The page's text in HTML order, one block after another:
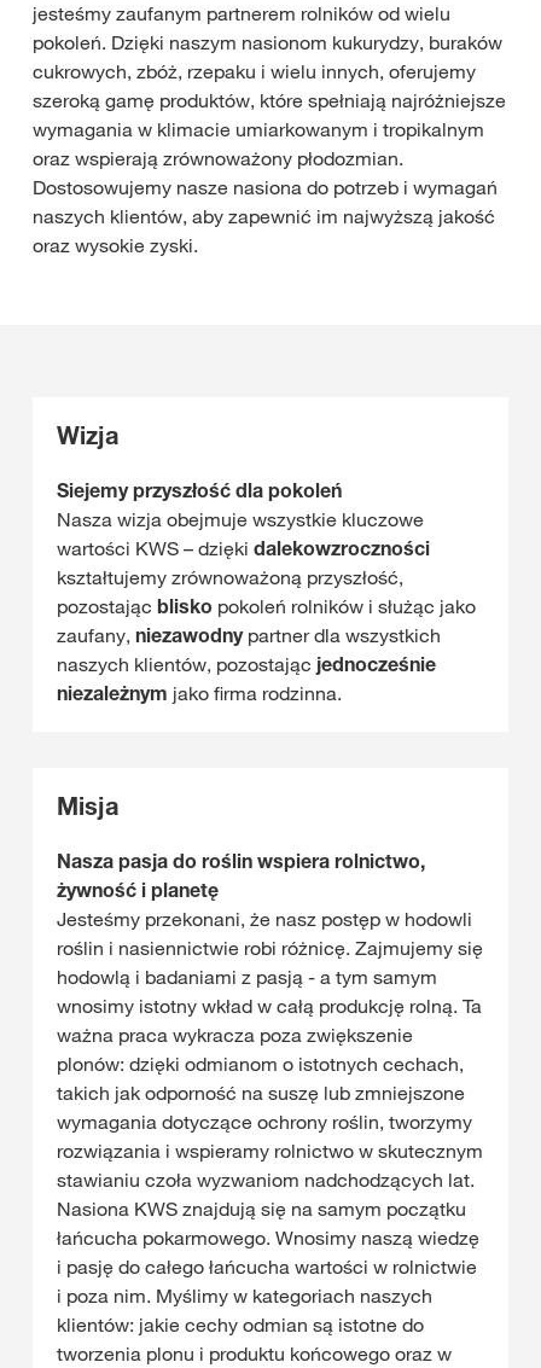
jesteśmy zaufanym partnerem rolników od wielu
pokoleń. Dzięki naszym nasionom kukurydzy, buraków
cukrowych, zbóż, rzepaku i wielu innych, oferujemy
szeroką gamę produktów, które spełniają najróżniejsze
wymagania w klimacie umiarkowanym i tropikalnym
oraz wspierają zrównoważony płodozmian.
Dostosowujemy nasze nasiona do potrzeb i wymagań
naszych klientów, aby zapewnić im najwyższą jakość
oraz wysokie zyski.
Wizja
Siejemy przyszłość dla pokoleń
Nasza wizja obejmuje wszystkie kluczowe
wartości KWS – dzięki dalekowzroczności
kształtujemy zrównoważoną przyszłość,
pozostając blisko pokoleń rolników i służąc jako
zaufany, niezawodnypartner dla wszystkich
naszych klientów, pozostając jednocześnie
niezależnym jako firma rodzinna.
Misja
Nasza pasja do roślin wspiera rolnictwo,
żywność i planetę
Jesteśmy przekonani, że nasz postęp w hodowli
roślin i nasiennictwie robi różnicę. Zajmujemy się
hodowlą i badaniami z pasją - a tym samym
wnosimy istotny wkład w całą produkcję rolną. Ta
ważna praca wykracza poza zwiększenie
plonów: dzięki odmianom o istotnych cechach,
takich jak odporność na suszę lub zmniejszone
wymagania dotyczące ochrony roślin, tworzymy
rozwiązania i wspieramy rolnictwo w skutecznym
stawianiu czoła wyzwaniom nadchodzących lat.
Nasiona KWS znajdują się na samym początku
łańcucha pokarmowego. Wnosimy naszą wiedzę
i pasję do całego łańcucha wartości w rolnictwie
i poza nim. Myślimy w kategoriach naszych
klientów: jakie cechy odmian są istotne do
tworzenia plonu i produktu końcowego oraz w